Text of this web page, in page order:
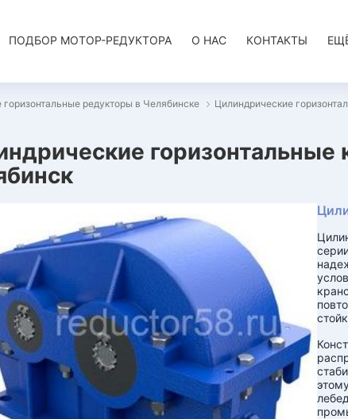
ПОДБОР МОТОР-РЕДУКТОРА О НАС КОНТАКТЫ
горизонтальные редукторы в Челябинске
Цилиндрические
горизонтальные